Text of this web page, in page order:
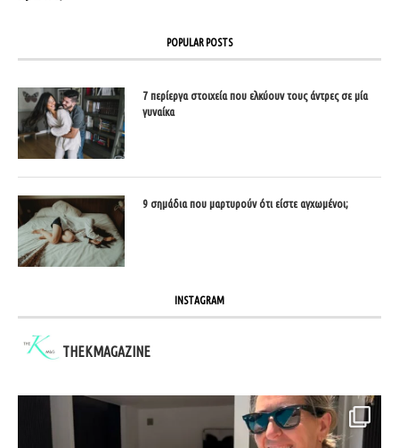
POPULAR POSTS
7 περίεργα στοιχεία που ελκύουν τους άντρες σε μία
γυναίκα
9 σημάδια που μαρτυρούν ότι είστε αγχωμένοι;
INSTAGRAM
THEKMAGAZINE